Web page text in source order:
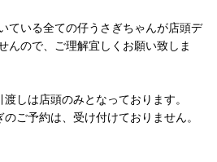
ている全ての仔うさぎちゃんが店頭デ
んので、ご理解宜しくお願い致しま
しは店頭のみとなっております。
ご予約は、受け付けておりません。